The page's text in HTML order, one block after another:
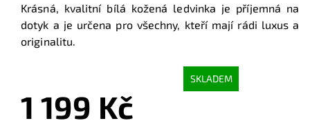
Krásná, kvalitní bílá kožená ledvinka je příjemná na
dotyk a je určena pro všechny, kteří mají rádi luxus a
originalitu.
SKLADEM
1 199 Kč